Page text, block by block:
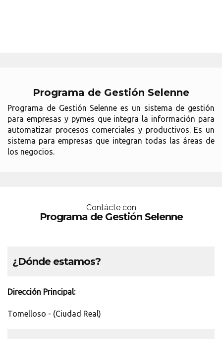
Programa de Gestión Selenne
Programa de Gestión Selenne es un sistema de gestión
para empresas y pymes que integra la información para
automatizar procesos comerciales y productivos. Es un
sistema para empresas que integran todas las áreas de
los negocios.
Contácte con
Programa de Gestión Selenne
¿Dónde estamos?
Dirección Principal:
Tomelloso - (Ciudad Real)